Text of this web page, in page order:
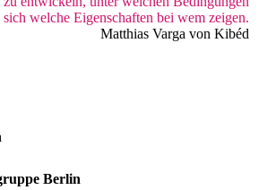
sich welche Eigenschaften bei wem zeigen.
Matthias Varga von Kibéd
Berlin